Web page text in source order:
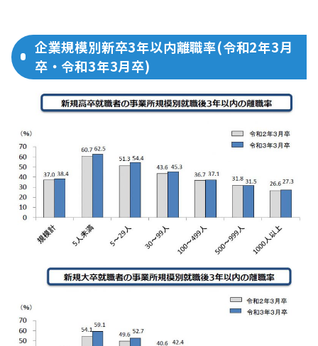
企業規模別新卒3年以内離職率(令和2年3月
卒・令和3年3月卒)